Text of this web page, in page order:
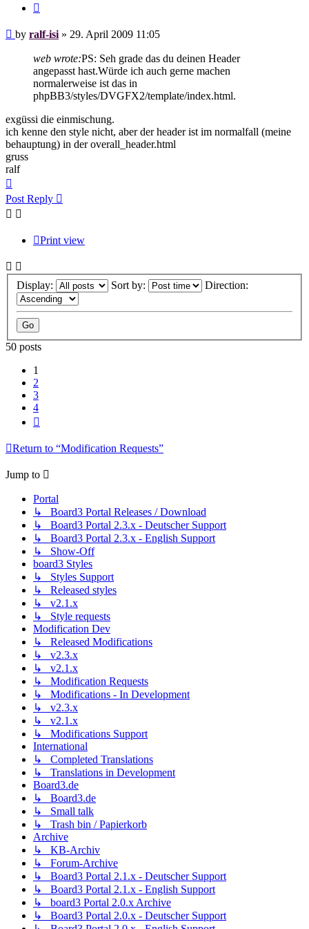
Post
by ralf-isi» 29. April 2009 11:05
web wrote:PS: Seh grade das du deinen Header
angepasst hast.Würde ich auch gerne machen
normalerweise ist das in
phpBB3/styles/DVGFX2/template/index.html.
exgüssi die einmischung.
ich kenne den style nicht, aber der header ist im normalfall (meine
behauptung) in der overall_header.html
gruss
ralf
Post Reply
Print view
Display: Sort by: Direction:
50 posts
1
2
3
4
Return to “Modification Requests”
Jump to
Portal
↳ Board3 Portal Releases / Download
↳ Board3 Portal 2.3.x - Deutscher Support
↳ Board3 Portal 2.3.x - English Support
↳ Show-Off
board3 Styles
↳ Styles Support
↳ Released styles
↳ v2.1.x
↳ Style requests
Modification Dev
↳ Released Modifications
↳ v2.3.x
↳ v2.1.x
↳ Modification Requests
↳ Modifications - In Development
↳ v2.3.x
↳ v2.1.x
↳ Modifications Support
International
↳ Completed Translations
↳ Translations in Development
Board3.de
↳ Board3.de
↳ Small talk
↳ Trash bin / Papierkorb
Archive
↳ KB-Archiv
↳ Forum-Archive
↳ Board3 Portal 2.1.x - Deutscher Support
↳ Board3 Portal 2.1.x - English Support
↳ board3 Portal 2.0.x Archive
↳ Board3 Portal 2.0.x - Deutscher Support